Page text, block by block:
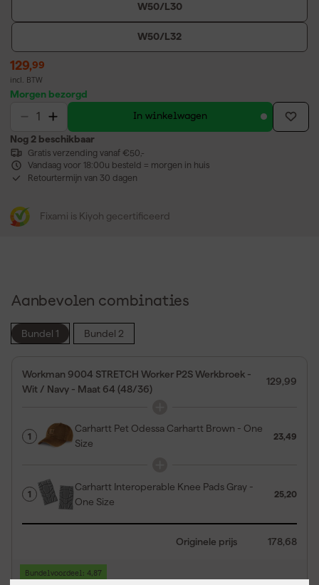
W50/L30
W50/L32
129,99
incl. BTW
Morgen bezorgd
In winkelwagen
Nog 2 beschikbaar
Gratis verzending vanaf €50,-
Vandaag voor 18:00u besteld = morgen in huis
Retourtermijn van 30 dagen
Fixami is Kiyoh gecertificeerd
Aanbevolen combinaties
Bundel 1 Bundel 2
Workman 9004 STRETCH Worker P2S Werkbroek -
Wit / Navy - Maat 64 (48/36)
129,99
1
Carhartt Pet Odessa Carhartt Brown - One
Size
23,49
1
Carhartt Interoperable Knee Pads Gray -
One Size
25,20
Originele prijs 178,68
Bundelvoordeel: 4,87